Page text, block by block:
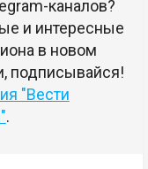
каналов?
и интересные
в новом
подписывайся!
"Вести
.